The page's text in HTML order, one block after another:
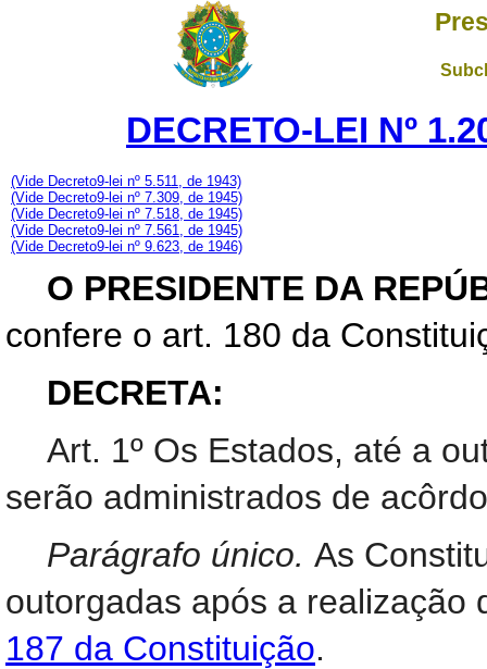
DECRETO-LEI Nº
(Vide Decreto9-lei nº 5.511, de 1943)
(Vide Decreto9-lei nº 7.309, de 1945)
(Vide Decreto9-lei nº 7.518, de 1945)
(Vide Decreto9-lei nº 7.561, de 1945)
(Vide Decreto9-lei nº 9.623, de 1946)
O PRESIDENTE DA
confere o art. 180 da
DECRETA:
Art. 1º Os Estados, até a
serão administrados de
Parágrafo único. As
outorgadas após a
187 da Constituição.